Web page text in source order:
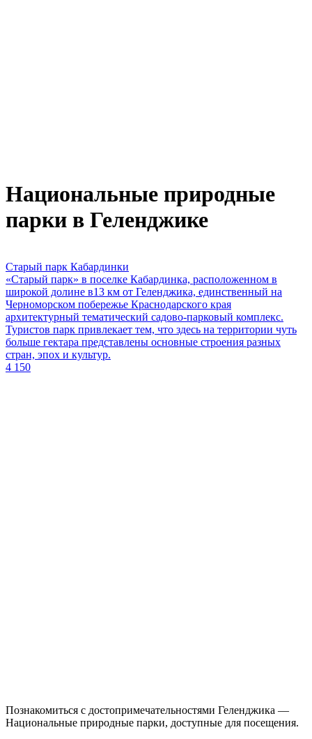
Национальные природные
парки в Геленджике
Старый парк Кабардинки
«Старый парк» в поселке Кабардинка, расположенном в
широкой долине в13 км от Геленджика, единственный на
Черноморском побережье Краснодарского края
архитектурный тематический садово-парковый комплекс.
Туристов парк привлекает тем, что здесь на территории чуть
больше гектара представлены основные строения разных
стран, эпох и культур.
4 150
Познакомиться с достопримечательностями Геленджика —
Национальные природные парки, доступные для посещения.